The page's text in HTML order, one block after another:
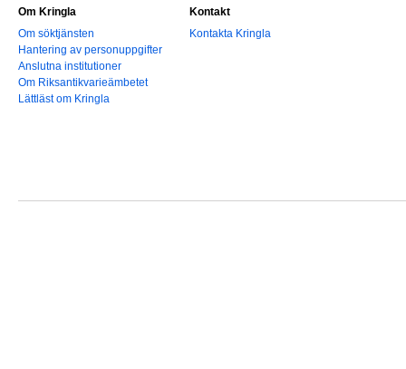
Om Kringla
Om söktjänsten
Hantering av personuppgifter
Anslutna institutioner
Om Riksantikvarieämbetet
Lättläst om Kringla
Kontakt
Kontakta Kringla